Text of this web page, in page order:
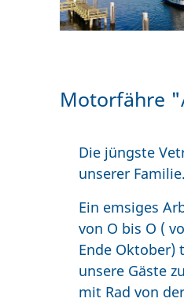
Motorfähre
Die jüngste
unserer Familie.
Ein emsiges
von O bis O (
Ende Oktober)
unsere Gäste
mit Rad von